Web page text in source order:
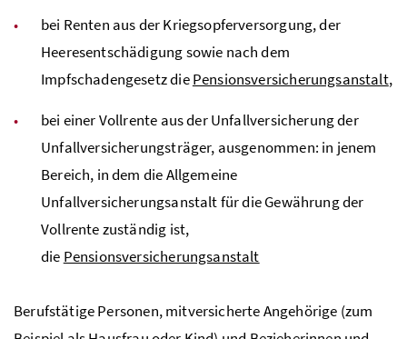
bei Renten aus der Kriegsopferversorgung, der
Heeresentschädigung sowie nach dem
Impfschadengesetz diePensionsversicherungsanstalt,
bei einer Vollrente aus der Unfallversicherung der
Unfallversicherungsträger, ausgenommen: in jenem
Bereich, in dem die Allgemeine
Unfallversicherungsanstalt für die Gewährung der
Vollrente zuständig ist,
die Pensionsversicherungsanstalt
Berufstätige Personen, mitversicherte Angehörige (zum